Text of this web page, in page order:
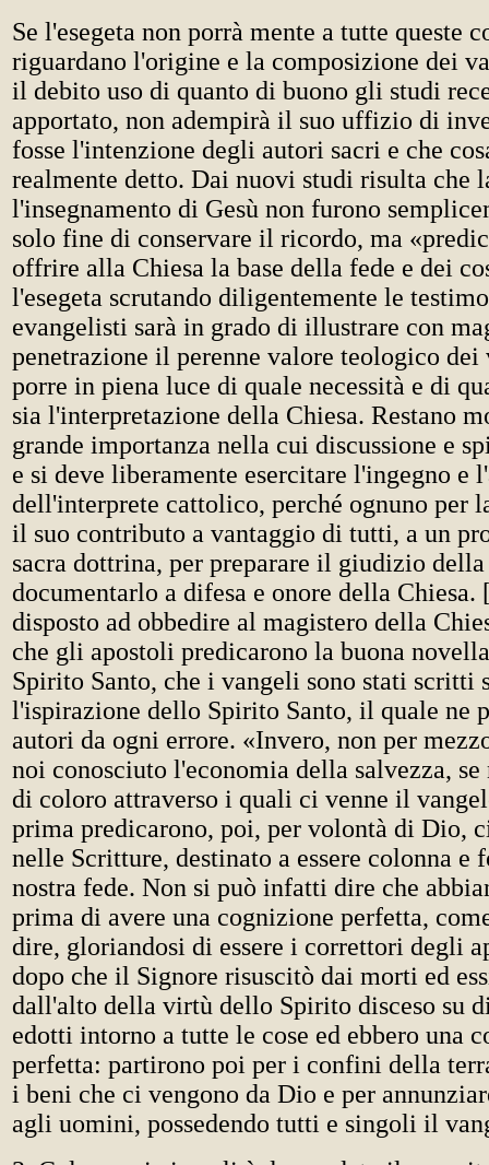
Se l'esegeta non porrà mente a tutte queste
riguardano l'origine e la composizione dei
il debito uso di quanto di buono gli studi
apportato, non adempirà il suo uffizio di
fosse l'intenzione degli autori sacri e che
realmente detto. Dai nuovi studi risulta che
l'insegnamento di Gesù non furono
solo fine di conservare il ricordo, ma
offrire alla Chiesa la base della fede e dei
l'esegeta scrutando diligentemente le
evangelisti sarà in grado di illustrare con
penetrazione il perenne valore teologico dei
porre in piena luce di quale necessità e di
sia l'interpretazione della Chiesa. Restano
grande importanza nella cui discussione e
e si deve liberamente esercitare l'ingegno e
dell'interprete cattolico, perché ognuno per
il suo contributo a vantaggio di tutti, a un
sacra dottrina, per preparare il giudizio della
documentarlo a difesa e onore della Chiesa.
disposto ad obbedire al magistero della
che gli apostoli predicarono la buona
Spirito Santo, che i vangeli sono stati scritti
l'ispirazione dello Spirito Santo, il quale ne
autori da ogni errore. «Invero, non per
noi conosciuto l'economia della salvezza, se
di coloro attraverso i quali ci venne il
prima predicarono, poi, per volontà di Dio,
nelle Scritture, destinato a essere colonna e
nostra fede. Non si può infatti dire che
prima di avere una cognizione perfetta,
dire, gloriandosi di essere i correttori degli
dopo che il Signore risuscitò dai morti ed
dall'alto della virtù dello Spirito disceso su
edotti intorno a tutte le cose ed ebbero una
perfetta: partirono poi per i confini della
i beni che ci vengono da Dio e per
agli uomini, possedendo tutti e singoli il